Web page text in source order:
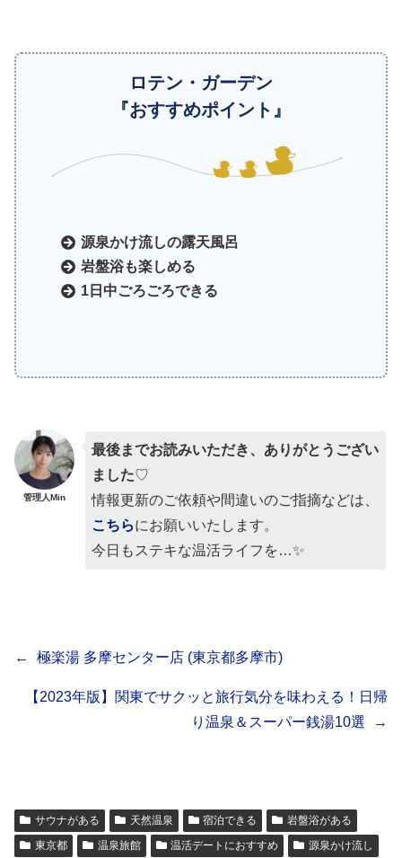
ロテン・ガーデン
『おすすめポイント』
源泉かけ流しの露天風呂
岩盤浴も楽しめる
1日中ごろごろできる
管理人Min
最後までお読みいただき、ありがとうござい
ました♡
情報更新のご依頼や間違いのご指摘などは、
こちらにお願いいたします。
今日もステキな温活ライフを…✨
← 極楽湯 多摩センター店 (東京都多摩市)
【2023年版】関東でサクッと旅行気分を味わえる！日帰
り温泉＆スーパー銭湯10選
→
サウナがある 天然温泉 宿泊できる
岩盤浴がある
東京都
温泉旅館 温活デートにおすすめ 源泉かけ流し